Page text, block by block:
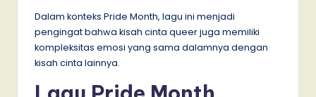
Dalam konteks Pride Month, lagu ini menjadi
pengingat bahwa kisah cinta queer juga memiliki
kompleksitas emosi yang sama dalamnya dengan
kisah cinta lainnya.